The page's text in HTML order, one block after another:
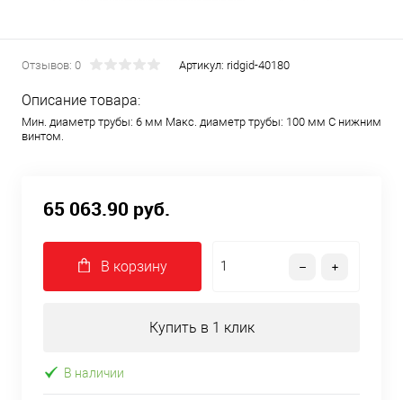
Отзывов: 0 Артикул: ridgid-40180
Описание товара:
Мин. диаметр трубы: 6 мм Макс. диаметр трубы: 100 мм С нижним
винтом.
65 063.90 руб.
В корзину
Купить в 1 клик
В наличии